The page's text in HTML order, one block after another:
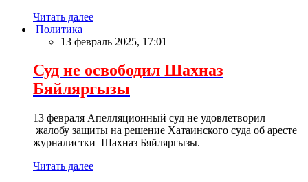
Читать далее
Политика
13 февраль 2025, 17:01
Суд не освободил Шахназ
Бяйляргызы
13 февраля Апелляционный суд не удовлетворил
жалобу защиты на решение Хатаинского суда об аресте
журналистки Шахназ Бяйляргызы.
Читать далее